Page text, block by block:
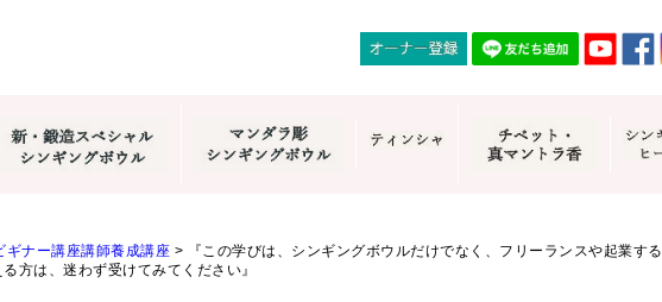
ギナー講座講師養成講座 >
『この学びは、シンギングボウルだけでなく、フリーランスや起業する
方は、迷わず受けてみてください』